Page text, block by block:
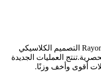
تم تحسين وإعادة تصميم Rayone's DM624 التصميم الكلاسيكي
العمليات الجديدة
أقوى وأخف وزنًا.